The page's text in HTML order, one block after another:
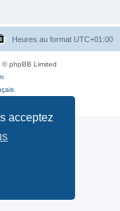
acceptez
Heures au format UTC+01:00
© phpBB Limited